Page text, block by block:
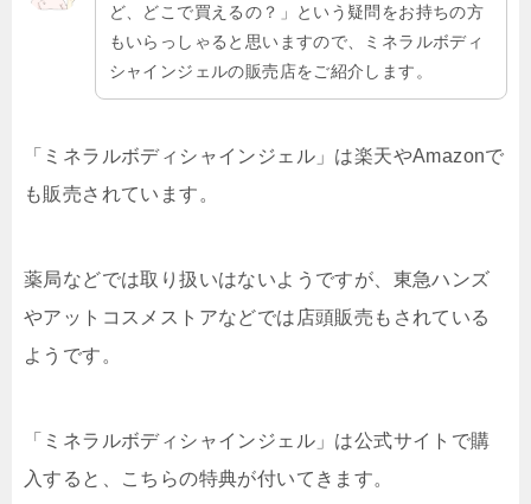
ど、どこで買えるの？」という疑問をお持ちの方
もいらっしゃると思いますので、ミネラルボディ
シャインジェルの販売店をご紹介します。
「ミネラルボディシャインジェル」は楽天やAmazonで
も販売されています。
薬局などでは取り扱いはないようですが、東急ハンズ
やアットコスメストアなどでは店頭販売もされている
ようです。
「ミネラルボディシャインジェル」は公式サイトで購
入すると、こちらの特典が付いてきます。